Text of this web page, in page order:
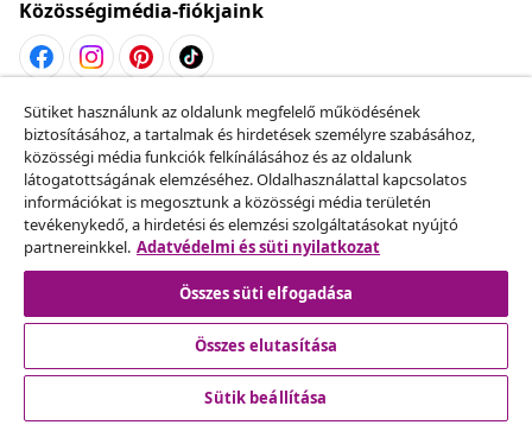
Közösségimédia-fiókjaink
Szerződéstől való elállás
Küldj be egy rendelés lemondására vonatkozó
kérelmet.
Szerződéstől való elállás
Üzlet
Sütiket használunk az oldalunk megfelelő működésének
biztosításához, a tartalmak és hirdetések személyre szabásához,
közösségi média funkciók felkínálásához és az oldalunk
látogatottságának elemzéséhez. Oldalhasználattal kapcsolatos
információkat is megosztunk a közösségi média területén
tevékenykedő, a hirdetési és elemzési szolgáltatásokat nyújtó
partnereinkkel. Adatvédelmi és süti nyilatkozat
Összes süti elfogadása
Összes elutasítása
Sütik beállítása